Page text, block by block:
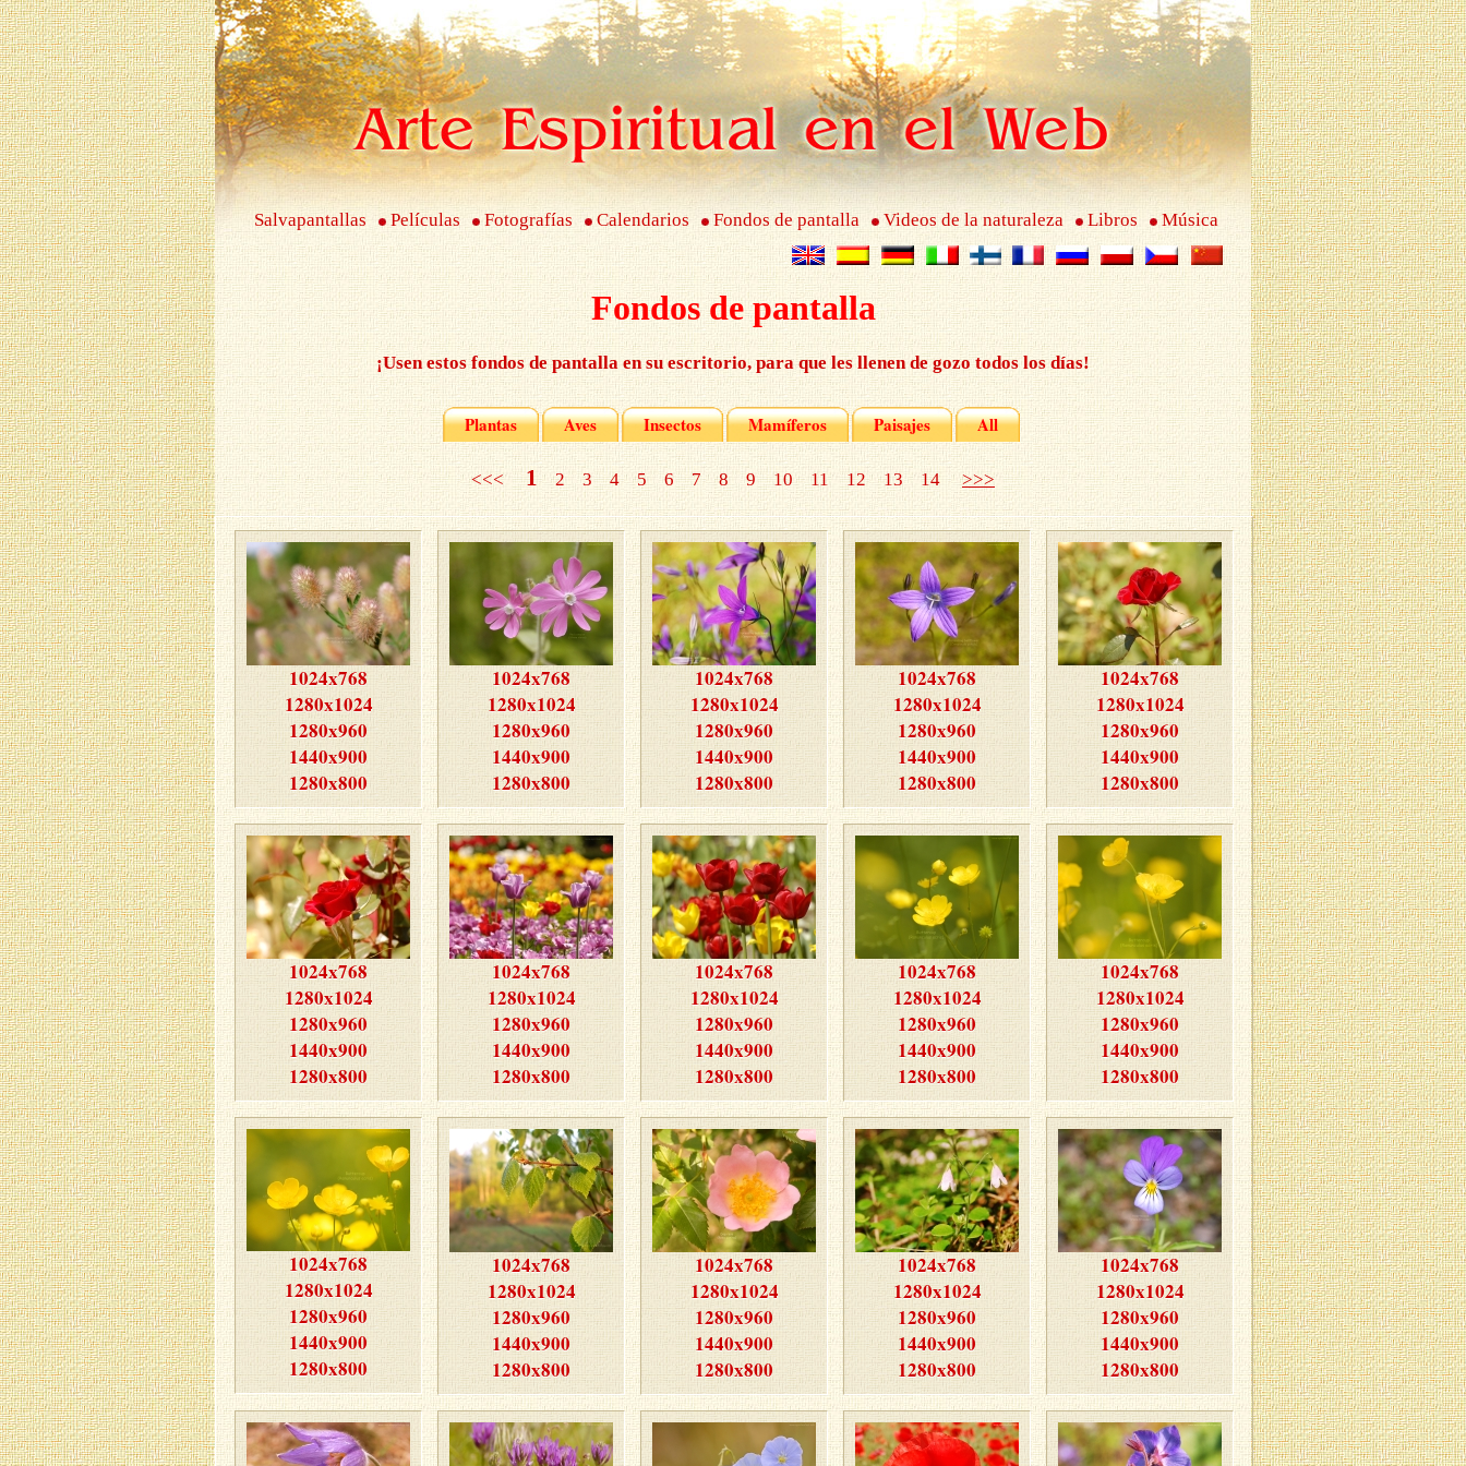
Salvapantallas Películas Fotografías Calendarios Fondos de pantalla Videos de la naturaleza Libros Música
Fondos de pantalla
¡Usen estos fondos de pantalla en su escritorio, para que les llenen de gozo todos los días!
Plantas Aves Insectos Mamíferos Paisajes All
<<<1 2 3 4 5 6 7 8 9 10 11 12 13 14 >>>
1024x768
1280x1024
1280x960
1440x900
1280x800
1024x768
1280x1024
1280x960
1440x900
1280x800
1024x768
1280x1024
1280x960
1440x900
1280x800
1024x768
1280x1024
1280x960
1440x900
1280x800
1024x768
1280x1024
1280x960
1440x900
1280x800
1024x768
1280x1024
1280x960
1440x900
1280x800
1024x768
1280x1024
1280x960
1440x900
1280x800
1024x768
1280x1024
1280x960
1440x900
1280x800
1024x768
1280x1024
1280x960
1440x900
1280x800
1024x768
1280x1024
1280x960
1440x900
1280x800
1024x768
1280x1024
1280x960
1440x900
1280x800
1024x768
1280x1024
1280x960
1440x900
1280x800
1024x768
1280x1024
1280x960
1440x900
1280x800
1024x768
1280x1024
1280x960
1440x900
1280x800
1024x768
1280x1024
1280x960
1440x900
1280x800